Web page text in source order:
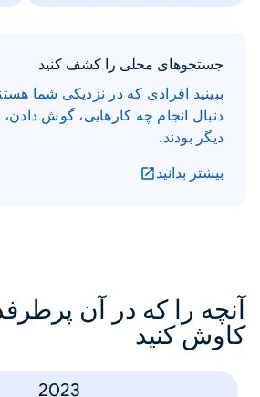
جستجوهای محلی را کشف کنید
ببینید افرادی که در نزدیکی شما
دنبال انجام چه کارهایی، گوش
دیگر بودند.
بیشتر بدانید
آنچه را که در آن
کاوش کنید
2023